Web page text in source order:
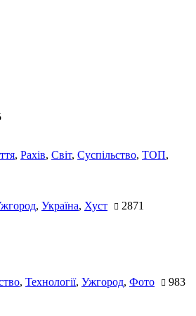
, Рахів, Світ, Суспільство, ТОП,
, Україна, Хуст 2871
, Технології, Ужгород, Фото 983